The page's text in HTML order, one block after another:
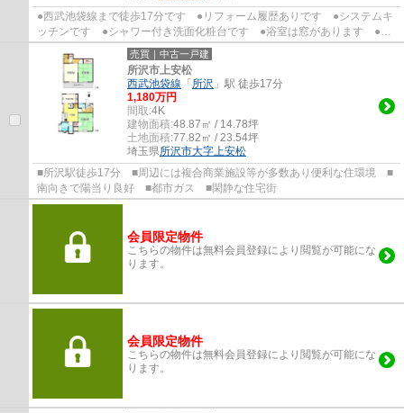
●西武池袋線まで徒歩17分です ●リフォーム履歴ありです ●システムキ
ッチンです ●シャワー付き洗面化粧台です ●浴室は窓があります ●ト
イレ2ヶ所あります ●温水洗浄暖房便座です...
売買｜中古一戸建
所沢市上安松
西武池袋線 「 所沢 」駅 徒歩17分
1,180万円
間取:4K
建物面積:48.87㎡ / 14.78坪
土地面積:77.82㎡ / 23.54坪
埼玉県所沢市大字上安松
■所沢駅徒歩17分 ■周辺には複合商業施設等が多数あり便利な住環境 ■
南向きで陽当り良好 ■都市ガス ■閑静な住宅街
会員限定物件
こちらの物件は無料会員登録により閲覧が可能にな
ります。
会員限定物件
こちらの物件は無料会員登録により閲覧が可能にな
ります。